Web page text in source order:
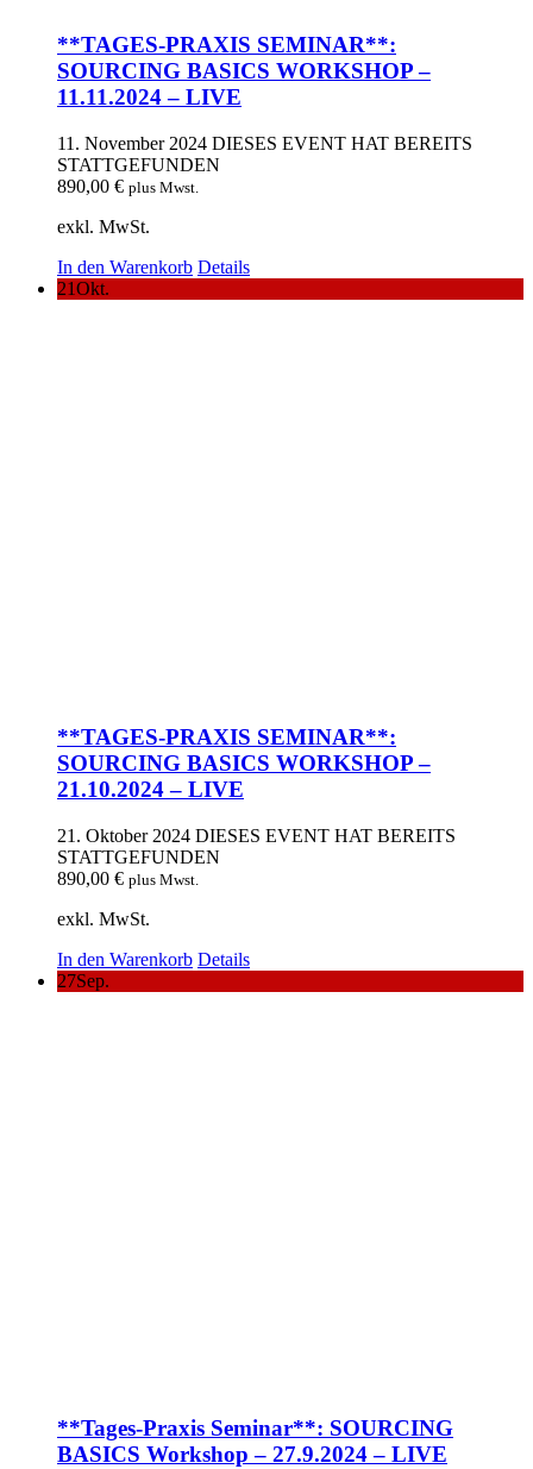
**TAGES-PRAXIS SEMINAR**:
SOURCING BASICS WORKSHOP –
11.11.2024 – LIVE
11. November 2024 DIESES EVENT HAT BEREITS
STATTGEFUNDEN
890,00 € plus Mwst.
exkl. MwSt.
In den Warenkorb Details
21Okt.
**TAGES-PRAXIS SEMINAR**:
SOURCING BASICS WORKSHOP –
21.10.2024 – LIVE
21. Oktober 2024 DIESES EVENT HAT BEREITS
STATTGEFUNDEN
890,00 € plus Mwst.
exkl. MwSt.
In den Warenkorb Details
27Sep.
**Tages-Praxis Seminar**: SOURCING
BASICS Workshop – 27.9.2024 – LIVE